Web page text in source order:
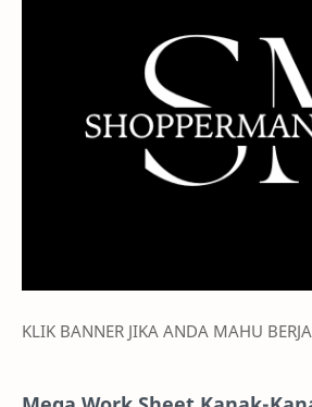
KLIK BANNER JIKA ANDA MAHU